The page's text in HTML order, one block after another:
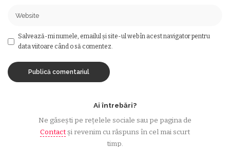
Salvează-mi numele, emailul și site-ul web în acest navigator pentru
data viitoare când o să comentez.
Ai întrebări?
Ne găsești pe rețelele sociale sau pe pagina de
Contactși revenim cu răspuns în cel mai scurt
timp.